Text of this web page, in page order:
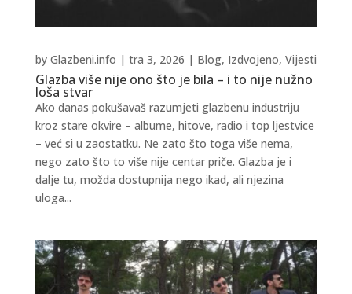
Glazba više nije ono što je bila – i to nije nužno
loša stvar
by Glazbeni.info | tra 3, 2026 | Blog, Izdvojeno, Vijesti
Ako danas pokušavaš razumjeti glazbenu industriju
kroz stare okvire – albume, hitove, radio i top ljestvice
– već si u zaostatku. Ne zato što toga više nema,
nego zato što to više nije centar priče. Glazba je i
dalje tu, možda dostupnija nego ikad, ali njezina
uloga...